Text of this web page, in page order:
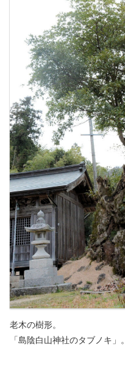
老木の樹形。
「島陰白山神社のタブノキ」。